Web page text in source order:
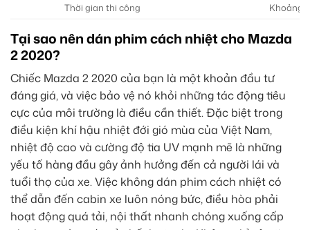
Thời gian thi công
Khoảng
Tại sao nên dán phim cách nhiệt cho Mazda
2 2020?
Chiếc Mazda 2 2020 của bạn là một khoản đầu tư
đáng giá, và việc bảo vệ nó khỏi những tác động tiêu
cực của môi trường là điều cần thiết. Đặc biệt trong
điều kiện khí hậu nhiệt đới gió mùa của Việt Nam,
nhiệt độ cao và cường độ tia UV mạnh mẽ là những
yếu tố hàng đầu gây ảnh hưởng đến cả người lái và
tuổi thọ của xe. Việc không dán phim cách nhiệt có
thể dẫn đến cabin xe luôn nóng bức, điều hòa phải
hoạt động quá tải, nội thất nhanh chóng xuống cấp